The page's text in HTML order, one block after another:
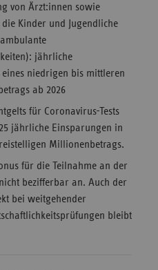
von Ärzt:innen sowie
Kinder und Jugendliche
jährliche
niedrigen bis mittleren
ab 2026
für Coronavirus-Tests
jährliche Einsparungen in
Millionenbetrags.
für die Teilnahme an der
bezifferbar an. Auch der
bei weitgehender
bleibt